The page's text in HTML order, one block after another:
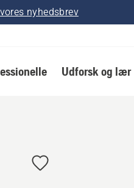
nyhedsbrev
Udforsk og lær